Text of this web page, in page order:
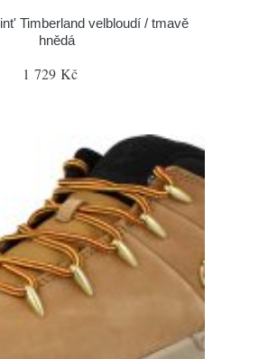
Timberland velbloudí / tmavě
hnědá
1 729 Kč